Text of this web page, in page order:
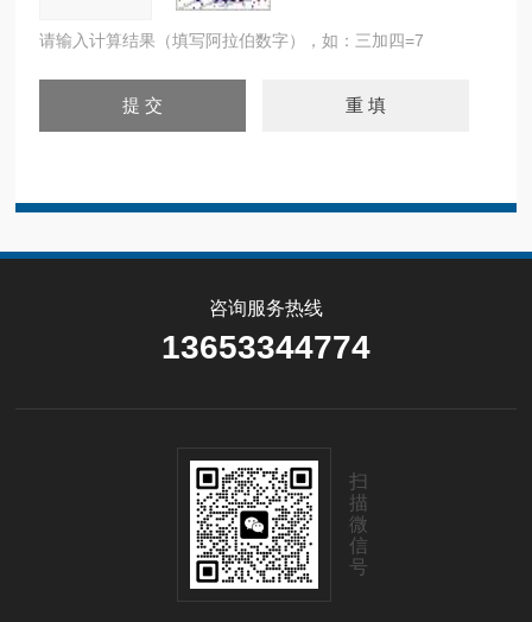
请输入计算结果（填写阿拉伯数字），如：三加四=7
咨询服务热线
13653344774
扫
描
微
信
号